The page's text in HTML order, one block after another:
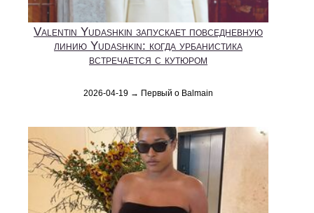
Valentin Yudashkin запускает повседневную
линию Yudashkin: когда урбанистика
встречается с кутюром
2026-04-19 → Первый о Balmain